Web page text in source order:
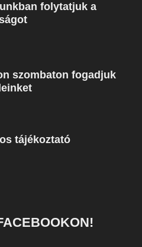
folytatjuk a
szombaton fogadjuk
tájékoztató